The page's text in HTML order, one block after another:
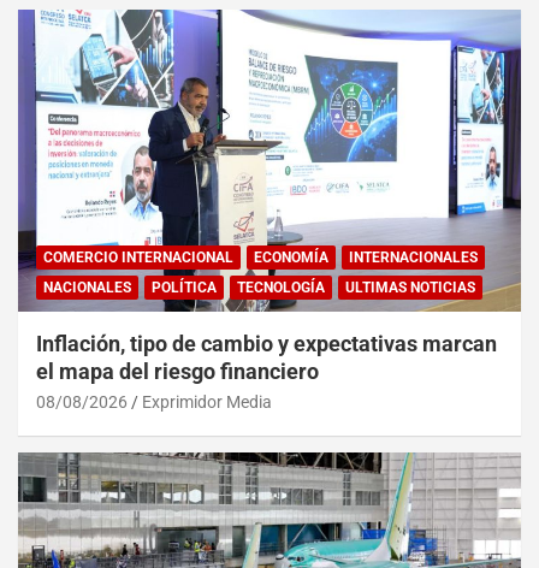
COMERCIO INTERNACIONAL ECONOMÍA
INTERNACIONALES
NACIONALES
POLÍTICA TECNOLOGÍA ULTIMAS NOTICIAS
Inflación, tipo de cambio y expectativas marcan
el mapa del riesgo financiero
08/08/2026 Exprimidor Media